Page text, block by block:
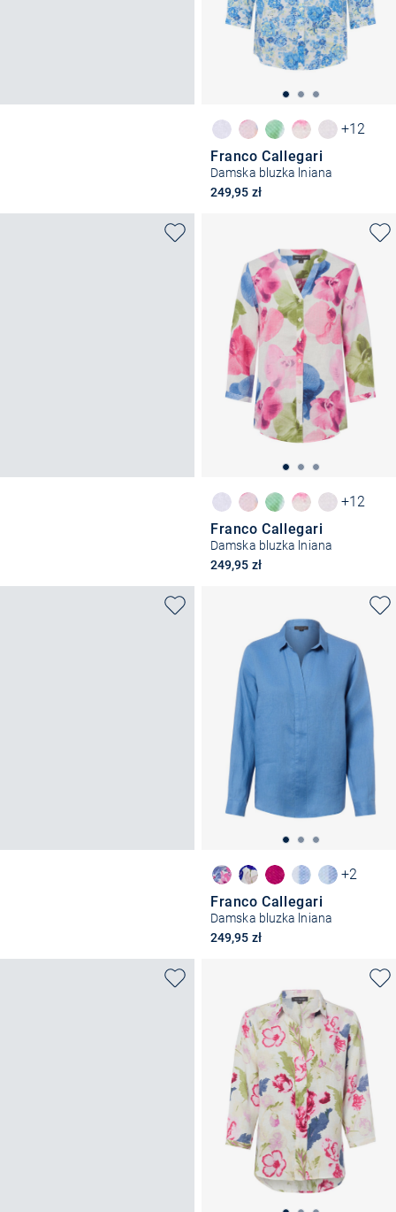
+12
Franco Callegari
Damska bluzka lniana
249,95 zł
+12
Franco Callegari
Damska bluzka lniana
249,95 zł
+2
Franco Callegari
Damska bluzka lniana
249,95 zł